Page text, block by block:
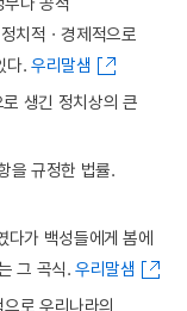
치적ㆍ경제적으로
다. 우리말샘
생긴 정치상의 큰
을 규정한 법률.
다가 백성들에게 봄에
그 곡식.우리말샘
로 우리나라의